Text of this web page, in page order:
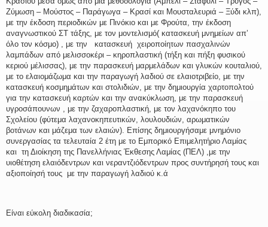
Ζύμωση – Μούστος – Παράγωγα – Κρασί και Μουσταλευριά – Ξύδι κλπ),
με την έκδοση περιοδικών με Πινόκιο και με Φρούτα, την έκδοση
αναγνωστικού ΣΤ τάξης, με τον μοντελισμό( κατασκευή μνημείων απ’
όλο τον κόσμο) , με την κατασκευή χειροποίητων πασχαλινών
λαμπάδων από μελισσοκέρι – κηροπλαστική (τήξη και πήξη φυσικού
κεριού μέλισσας), με την παρασκευή μαρμελάδων και γλυκών κουταλιού,
με το ελαιομάζωμα και την παραγωγή λαδιού σε ελαιοτριβείο, με την
κατασκευή κοσμημάτων και στολιδιών, με την δημιουργία χαρτοπολτού
για την κατασκευή καρτών και την ανακύκλωση, με την παρασκευή
υγροσάπουνων , με την ζαχαροπλαστική, με τον λαχανόκηπο του
Σχολείου (φύτεμα λαχανοκηπευτικών, λουλουδιών, αρωματικών
βοτάνων και μάζεμα των ελαιών). Επίσης δημιουργήσαμε μνημόνιο
συνεργασίας τα τελευταία 2 έτη με το Εμπορικό Επιμελητήριο Λαμίας
και τη Διοίκηση της Πανελλήνιας Έκθεσης Λαμίας (ΠΕΛ) ,με την
υιοθέτηση ελαιόδεντρων και νεραντζιόδεντρων προς συντήρησή τους και
αξιοποίησή τους με την παραγωγή λαδιού κ.ά
Είναι εύκολη διαδικασία;